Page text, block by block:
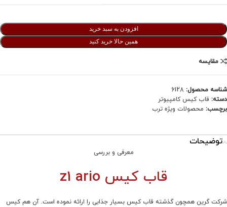
افزودن به سبد خرید
همین حالا خرید کنید
مقایسه
شناسه محصول: 6128
دسته: قاب کیس کامپیوتر
برچسب: محصولات ویژه ترب
توضیحات
معرفی و بررسی
قاب کیس z1 ario
شرکت گرین همچون گذشته قاب کیس بسیار جذابی را ارائه نموده است. آن هم کیس